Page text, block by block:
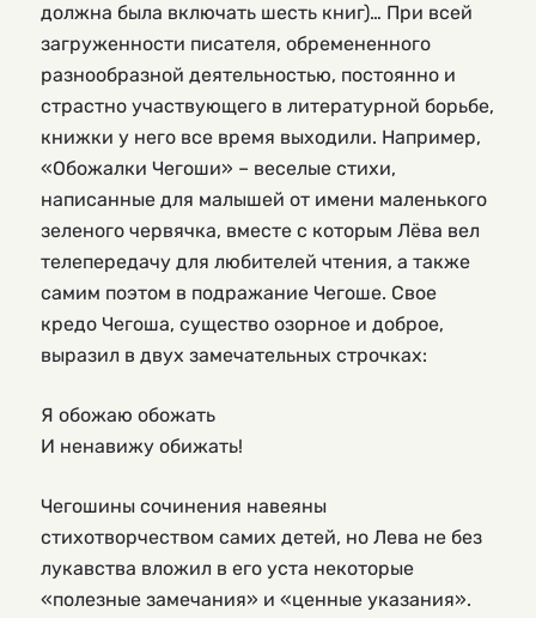
должна была включать шесть книг)… При всей
загруженности писателя, обремененного
разнообразной деятельностью, постоянно и
страстно участвующего в литературной борьбе,
книжки у него все время выходили. Например,
«Обожалки Чегоши» – веселые стихи,
написанные для малышей от имени маленького
зеленого червячка, вместе с которым Лёва вел
телепередачу для любителей чтения, а также
самим поэтом в подражание Чегоше. Свое
кредо Чегоша, существо озорное и доброе,
выразил в двух замечательных строчках:
Я обожаю обожать
И ненавижу обижать!
Чегошины сочинения навеяны
стихотворчеством самих детей, но Лева не без
лукавства вложил в его уста некоторые
«полезные замечания» и «ценные указания».